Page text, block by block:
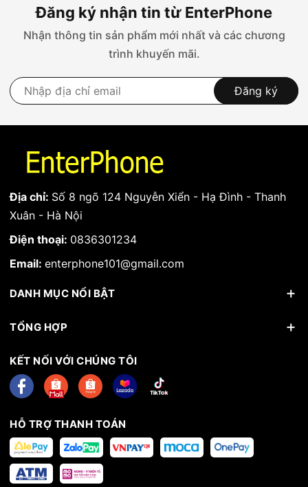
Đăng ký nhận tin từ EnterPhone
Nhận thông tin sản phẩm mới nhất và các chương
trình khuyến mãi.
Đăng ký
Địa chỉ: Số 8 ngõ 124 Nguyễn Xiển - Hạ Đình - Thanh
Xuân - Hà Nội
Điện thoại: 0836301234
Email: enterphone101@gmail.com
DANH MỤC NỔI BẬT
TỔNG HỢP
KẾT NỐI VỚI CHÚNG TÔI
HỖ TRỢ THANH TOÁN